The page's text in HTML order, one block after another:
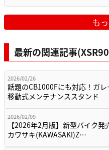
も
最新の関連記事
2026/02/26
話題のCB1000Fにも対応！ガ
移動式メンテナンススタンド
2026/02/09
【2026年2月版】新型バイク発
カワサキ(KAWASAKI)Z…